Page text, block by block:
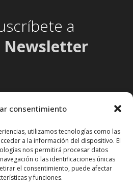
consentimiento
utilizamos tecnologías como las
a la información del dispositivo. El
nos permitirá procesar datos
o las identificaciones únicas
el consentimiento, puede afectar
y funciones.
a
Newsletter